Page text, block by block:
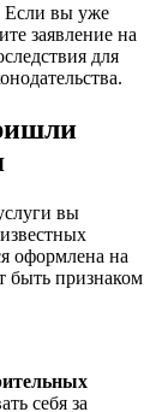
Если вы уже
заявление на
для
вы
оформлена на
быть признаком
себя за